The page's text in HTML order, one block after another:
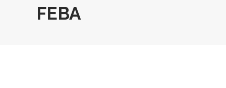
FEBA